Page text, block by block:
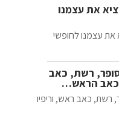
– להוציא את עצמנו
את עצמנו לחופשי
סופר, רשת, כאב
כאב הראש…
רשת, כאב ראש, וריפיו